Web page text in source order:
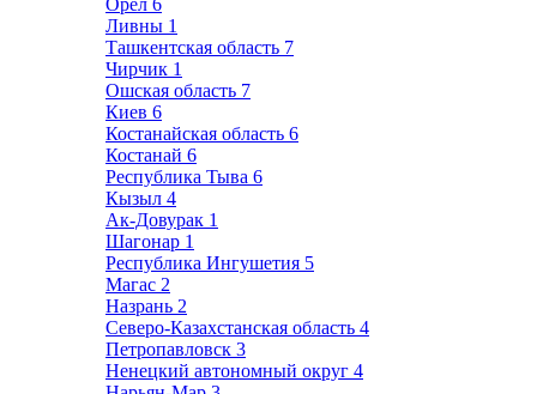
Орел 6
Ливны 1
Ташкентская область 7
Чирчик 1
Ошская область 7
Киев 6
Костанайская область 6
Костанай 6
Республика Тыва 6
Кызыл 4
Ак-Довурак 1
Шагонар 1
Республика Ингушетия 5
Магас 2
Назрань 2
Северо-Казахстанская область 4
Петропавловск 3
Ненецкий автономный округ 4